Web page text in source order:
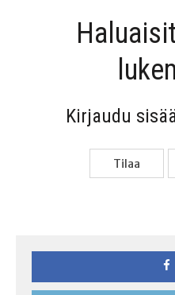
Kir­jau­du
Tilaa